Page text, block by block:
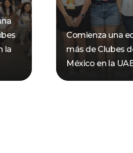
la
Comienza una
más de Clubes
México en la